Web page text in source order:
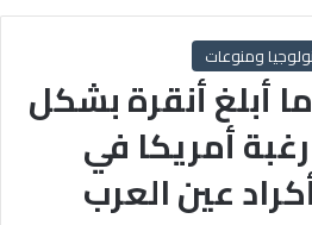
باستهداف إسرائيلي وسط قطاع غزة
ومنوعات
أبلغ أنقرة بشكل
أمريكا في
عين العرب